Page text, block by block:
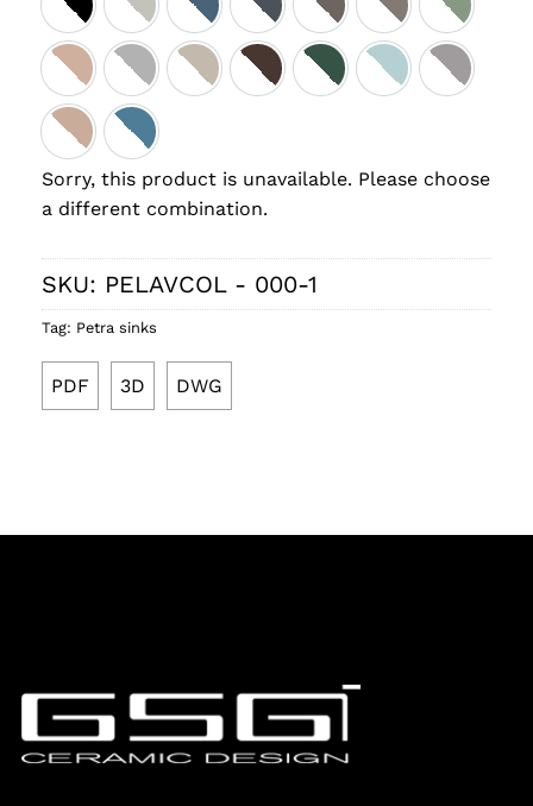
Bicolore nero satinato
Bicolore pergamon lucido
Bicolore denim satinato
Bicolore ebano satinato
Bicolore tortora satinato
BicoloreBicolore
Bicolore cipria satinato
Bicolore perla satinato
Bicolore sabbia satinato
Bicolore cacao satinato
Bicolore smeraldo
Bicolore iceBicolore
Bicolore rosa lucido
Bicolore denim lucido
Sorry, this product is unavailable. Please choose
a different combination.
SKU: PELAVCOL - 000-1
Tag: Petra sinks
PDF 3D DWG